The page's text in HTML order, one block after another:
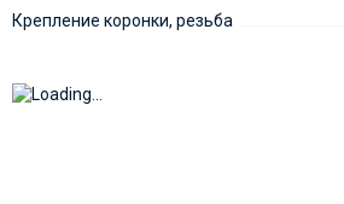
Крепление коронки, резьба